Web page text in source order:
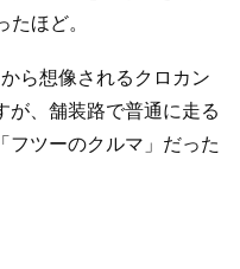
ほど。
ら想像されるクロカン
が、舗装路で普通に走る
フツーのクルマ」だった